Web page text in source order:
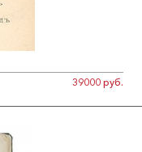
39000 руб.